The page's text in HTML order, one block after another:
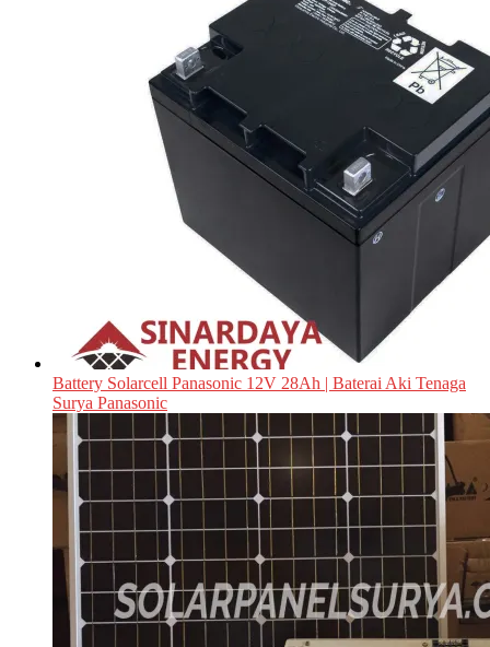
Battery Solarcell Panasonic 12V 28Ah | Baterai Aki Tenaga
Surya Panasonic